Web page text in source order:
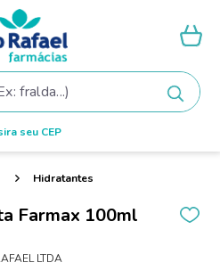
seu CEP
Hidratantes
Farmax 100ml
LTDA